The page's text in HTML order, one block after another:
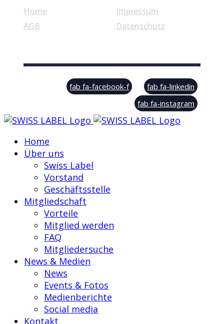
Home
AGB
Impressum
Datenschutz
© Swiss Label, All rights reserved
fab fa-facebook-f
fab fa-linkedin
fab fa-instagram
Home
Über uns
Swiss Label
Vorstand
Geschäftsstelle
Mitgliedschaft
Vorteile
Mitglied werden
FAQ
Mitgliedersuche
News & Medien
News
Events & Fotos
Medienberichte
Social media
Kontakt